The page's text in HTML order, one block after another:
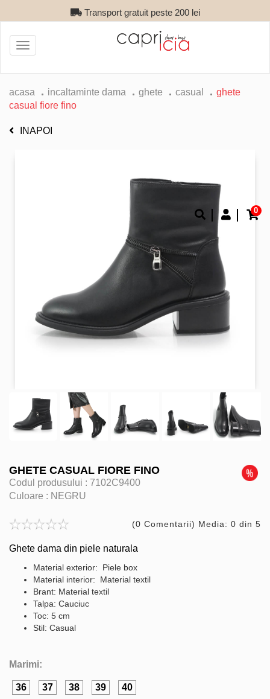
Transport gratuit peste 200 lei
0
Toggle
navigation
acasa incaltaminte dama ghete casual
ghete
casual fiore fino
INAPOI
GHETE CASUAL FIORE FINO
Codul produsului : 7102C9400
Culoare : NEGRU
(0 Comentarii) Media: 0 din 5
Ghete dama din piele naturala
Material exterior: Piele box
Material interior: Material textil
Brant: Material textil
Talpa: Cauciuc
Toc: 5 cm
Stil: Casual
Marimi:
36 37 38 39 40